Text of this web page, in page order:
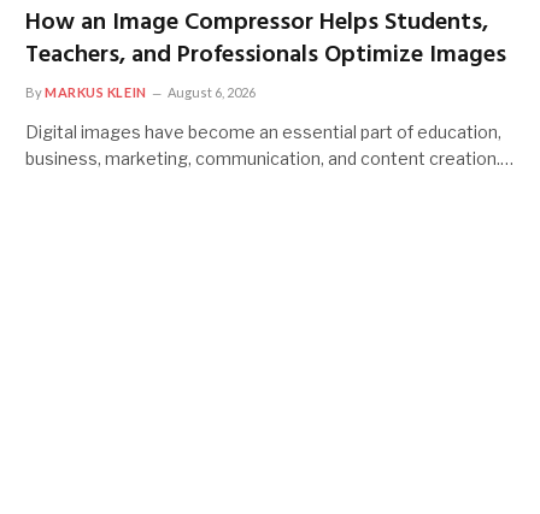
How an Image Compressor Helps Students,
Teachers, and Professionals Optimize Images
ByMARKUS KLEIN August 6, 2026
Digital images have become an essential part of education,
business, marketing, communication, and content creation.…